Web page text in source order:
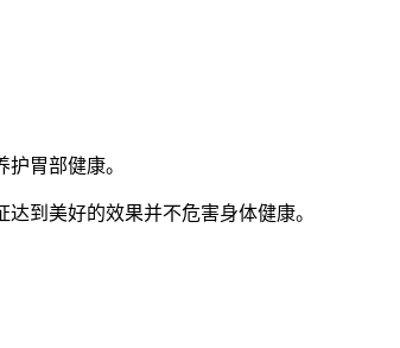
胃部健康。
到美好的效果并不危害身体健康。